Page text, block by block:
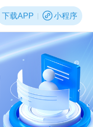
下载APP 小程序